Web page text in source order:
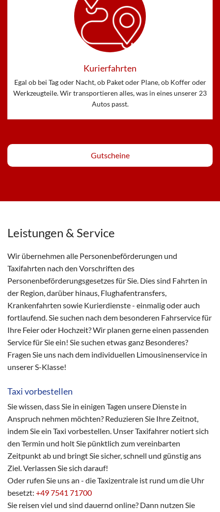
Kurierfahrten
Egal ob bei Tag oder Nacht, ob Paket oder Plane, ob Koffer oder
Werkzeugteile. Wir transportieren alles, was in eines unserer 23
Autos passt.
Gutscheine
Leistungen & Service
Wir übernehmen alle Personenbeförderungen und
Taxifahrten nach den Vorschriften des
Personenbeförderungsgesetzes für Sie. Dies sind Fahrten in
der Region, darüber hinaus, Flughafentransfers,
Krankenfahrten sowie Kurierdienste - einmalig oder auch
fortlaufend. Sie suchen nach dem besonderen Fahrservice für
Ihre Feier oder Hochzeit? Wir planen gerne einen passenden
Service für Sie ein! Sie suchen etwas ganz Besonderes?
Fragen Sie uns nach dem individuellen Limousinenservice in
unserer S-Klasse!
Taxi vorbestellen
Sie wissen, dass Sie in einigen Tagen unsere Dienste in
Anspruch nehmen möchten? Reduzieren Sie Ihre Zeitnot,
indem Sie ein Taxi vorbestellen. Unser Taxifahrer notiert sich
den Termin und holt Sie pünktlich zum vereinbarten
Zeitpunkt ab und bringt Sie sicher, schnell und günstig ans
Ziel. Verlassen Sie sich darauf!
Oder rufen Sie uns an - die Taxizentrale ist rund um die Uhr
besetzt: +49 7541 71700
Sie reisen viel und sind dauernd online? Dann nutzen Sie